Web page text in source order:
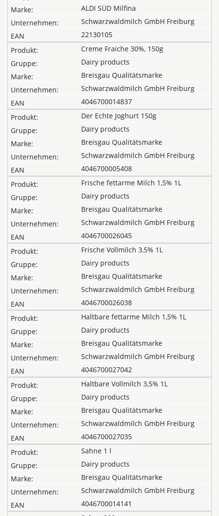
ALDI SÜD Milfina
Schwarzwaldmilch GmbH Freiburg
22130105
Creme Fraiche 30%, 150g
Dairy products
Breisgau Qualitätsmarke
Schwarzwaldmilch GmbH Freiburg
4046700014837
Der Echte Joghurt 150g
Dairy products
Breisgau Qualitätsmarke
Schwarzwaldmilch GmbH Freiburg
4046700005408
Frische fettarme Milch 1,5% 1L
Dairy products
Breisgau Qualitätsmarke
Schwarzwaldmilch GmbH Freiburg
4046700026045
Frische Vollmilch 3,5% 1L
Dairy products
Breisgau Qualitätsmarke
Schwarzwaldmilch GmbH Freiburg
4046700026038
Haltbare fettarme Milch 1,5% 1L
Dairy products
Breisgau Qualitätsmarke
Schwarzwaldmilch GmbH Freiburg
4046700027042
Haltbare Vollmilch 3,5% 1L
Dairy products
Breisgau Qualitätsmarke
Schwarzwaldmilch GmbH Freiburg
4046700027035
Sahne 1 l
Dairy products
Breisgau Qualitätsmarke
Schwarzwaldmilch GmbH Freiburg
4046700014141